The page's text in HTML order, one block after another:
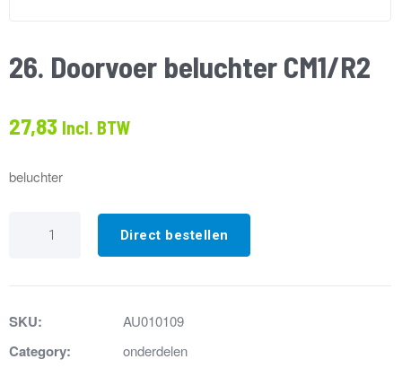
26. Doorvoer beluchter CM1/R2
27,83 Incl. BTW
beluchter
Doorvoer
Direct bestellen
SKU: AU010109
Category: onderdelen